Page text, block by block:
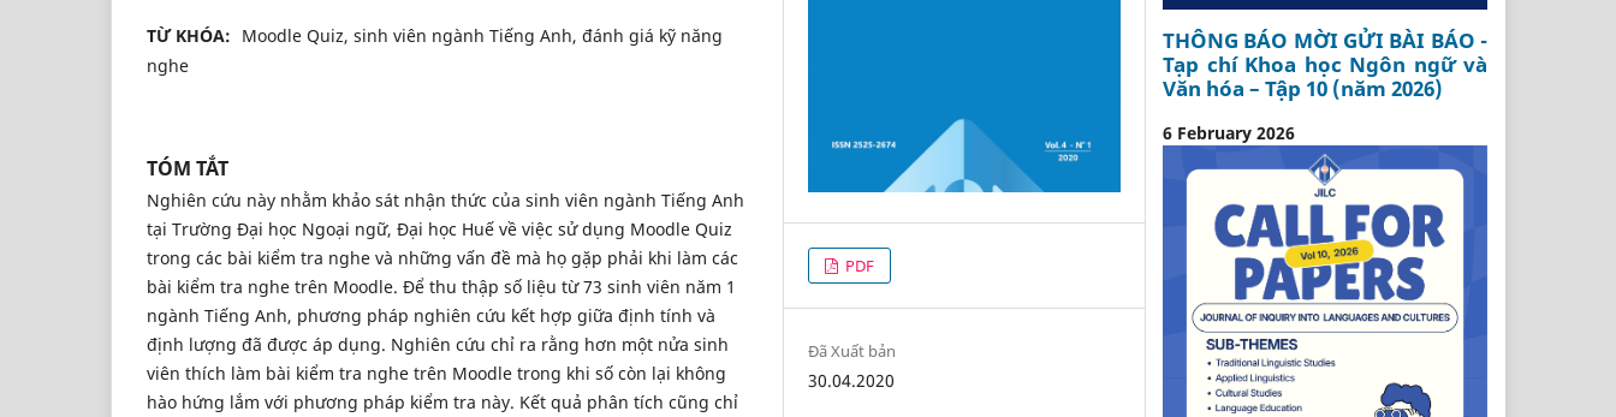
TỪ KHÓA: Moodle Quiz, sinh viên ngành Tiếng Anh, đánh giá kỹ năng
nghe
TÓM TẮT
Nghiên cứu này nhằm khảo sát nhận thức của sinh viên ngành Tiếng Anh
tại Trường Đại học Ngoại ngữ, Đại học Huế về việc sử dụng Moodle Quiz
trong các bài kiểm tra nghe và những vấn đề mà họ gặp phải khi làm các
bài kiểm tra nghe trên Moodle. Để thu thập số liệu từ 73 sinh viên năm 1
ngành Tiếng Anh, phương pháp nghiên cứu kết hợp giữa định tính và
định lượng đã được áp dụng. Nghiên cứu chỉ ra rằng hơn một nửa sinh
viên thích làm bài kiểm tra nghe trên Moodle trong khi số còn lại không
hào hứng lắm với phương pháp kiểm tra này. Kết quả phân tích cũng chỉ
PDF
Đã Xuất bản
30.04.2020
THÔNG BÁO MỜI GỬI BÀI BÁO -
Tạp chí Khoa học Ngôn ngữ và
Văn hóa – Tập 10 (năm 2026)
6 February 2026